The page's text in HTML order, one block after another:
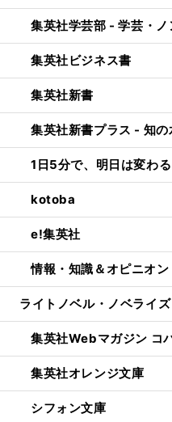
集英社学芸部 - 学芸・
集英社ビジネス書
集英社新書
集英社新書プラス - 知の
1日5分で、明日は変わ
kotoba
e!集英社
情報・知識＆オピニオ
ライトノベル・ノベライズ
集英社Webマガジン コ
集英社オレンジ文庫
シフォン文庫